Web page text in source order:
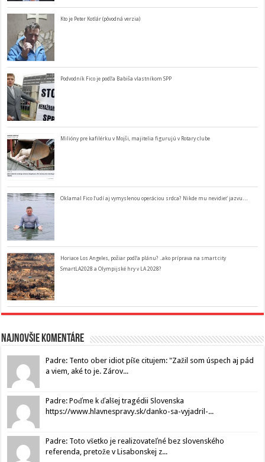
Kto je Peter Kotlár (pôvodná verzia)
Podvodník Fico je podľa Babiša vlastníkom SPP
Milióny pre kafilérku v Mojši, majitelia figurujú v Rotary clube
Oklamal Fico ľudí aj vymyslenou operáciou srdca? Nikde mu nevidieť jazvu…
Horiace Los Angeles, požiar podľa plánu? ..ako príprava na smart city
SmartLA2028 a Olympijské hry v LA 2028?
Najnovšie komentáre
Padre: Tento ober idiot píše citujem: "Zažil som úspech aj pád
a viem, aké to je. Zárov...
Padre: Poďme k ďalšej tragédii Slovenska
https://www.hlavnespravy.sk/danko-sa-vyjadril-...
Padre: Toto všetko je realizovateľné bez slovenského
referenda, pretože v Lisabonskej z...